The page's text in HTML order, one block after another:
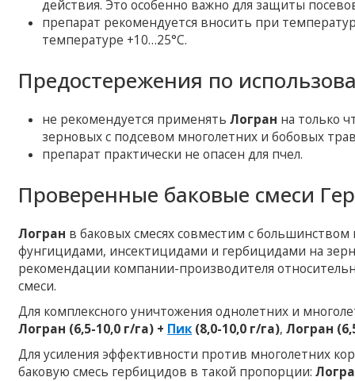
действия. Это особенно важно для защиты
препарат рекомендуется вносить при
температуре +10…25°C.
Предостережения по
не рекомендуется применятьЛогран на только
зерновых с подсевом многолетних и бобовых
препарат практически не опасен для пчел.
Проверенные баковые смеси
Логран в баковых смесях совместим с
фунгицидами, инсектицидами и гербицидами на
рекомендации компании-производителя
смеси.
Для комплексного уничтожения однолетних и
Логран (6,5-10,0 г/га) + Пик (8,0-10,0 г/га),Логран
Для усиления эффективности против многолетних
баковую смесь гербицидов в такой пропорции: